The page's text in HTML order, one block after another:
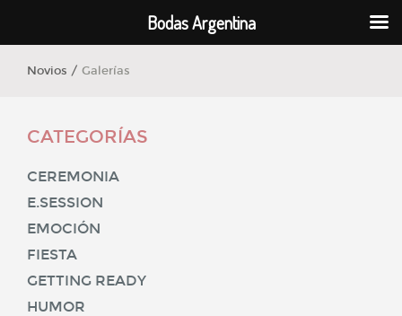
Novios / Galerías
CATEGORÍAS
CEREMONIA
E.SESSION
EMOCIÓN
FIESTA
GETTING READY
HUMOR
Bodas Argentina